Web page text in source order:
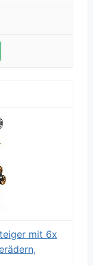
mit 6x